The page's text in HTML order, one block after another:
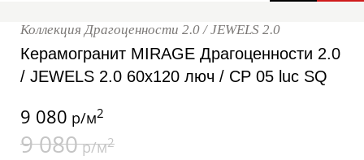
Коллекция Драгоценности 2.0 / JEWELS 2.0
Керамогранит MIRAGE Драгоценности 2.0
/ JEWELS 2.0 60x120 люч / CP 05 luc SQ
9 080 р/м2
9 080р/м2